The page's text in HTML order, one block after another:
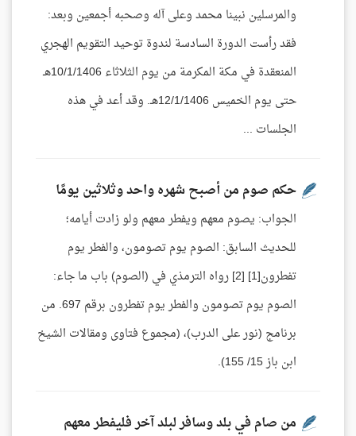
والمرسلين نبينا محمد وعلى آله وصحبه أجمعين وبعد:
فقد رأست الدورة السادسة لندوة توحيد التقويم الهجري
المنعقدة في مكة المكرمة من يوم الثلاثاء 10/1/1406هـ
حتى يوم الخميس 12/1/1406هـ. وقد أعد في هذه
الجلسات ...
حكم صوم من أصبح شهره واحد وثلاثين يومًا
الجواب: يصوم معهم ويفطر معهم ولو زادت أيامه؛
للحديث السابق: الصوم يوم تصومون، والفطر يوم
تفطرون[1] [2] رواه الترمذي في (الصوم) باب ما جاء:
الصوم يوم تصومون والفطر يوم تفطرون برقم 697. من
برنامج (نور على الدرب)، (مجموع فتاوى ومقالات الشيخ
ابن باز 15/ 155).
من صام في بلد وسافر لبلد آخر فليفطر معهم